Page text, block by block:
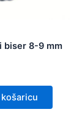
biser 8-9 mm